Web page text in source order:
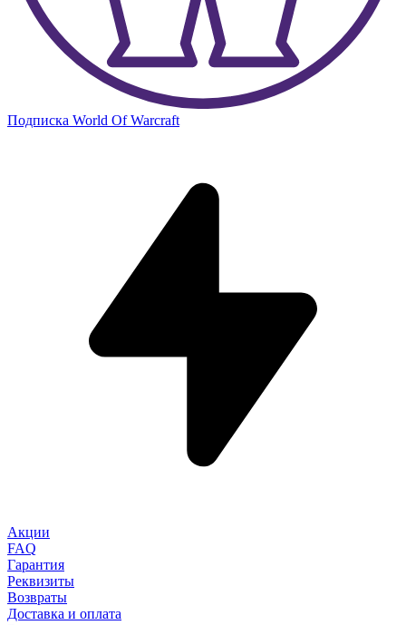
Подписка World Of Warcraft
Акции
FAQ
Гарантия
Реквизиты
Возвраты
Доставка и оплата